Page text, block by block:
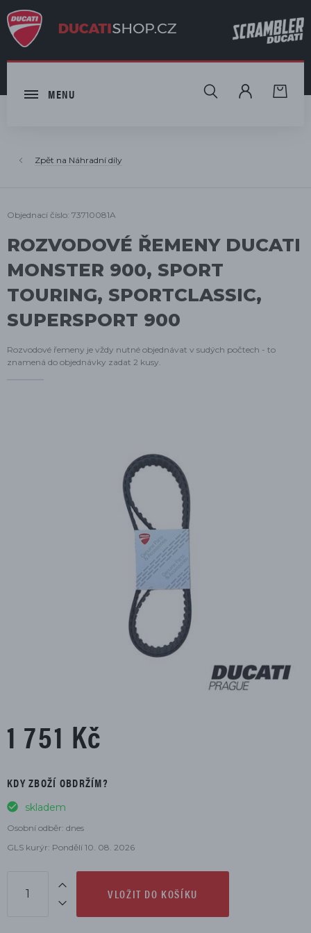
MENU HLEDAT
Náhradní díly
Objednací číslo: 73710081A
ROZVODOVÉ ŘEMENY DUCATI
MONSTER 900, SPORT
TOURING, SPORTCLASSIC,
SUPERSPORT 900
Rozvodové řemeny je vždy nutné objednávat v sudých počtech - to
znamená do objednávky zadat 2 kusy.
1 751 Kč
KDY ZBOŽÍ OBDRŽÍM?
skladem
Osobní odběr: dnes
GLS kurýr: Pondělí 10. 08. 2026
VLOŽIT DO KOŠÍKU